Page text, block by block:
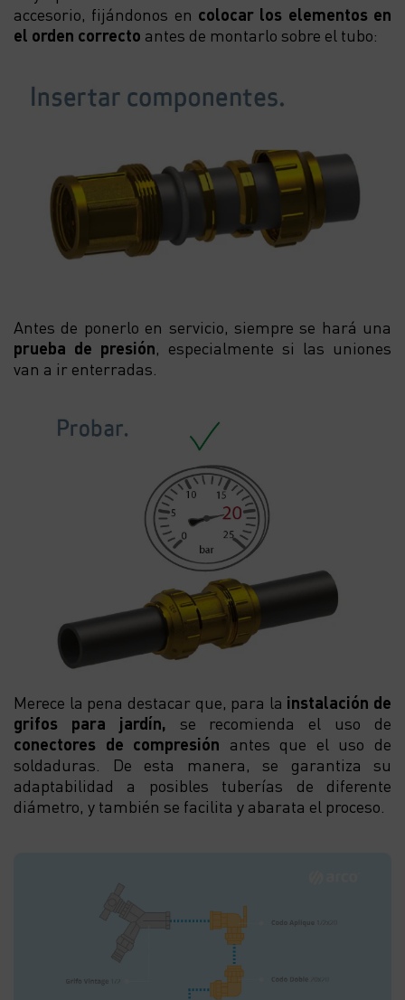
accesorio, fijándonos en colocar los elementos en
el orden correcto antes de montarlo sobre el tubo:
Antes de ponerlo en servicio, siempre se hará una
prueba de presión, especialmente si las uniones
van a ir enterradas.
Merece la pena destacar que, para la instalación de
grifos para jardín, se recomienda el uso de
conectores de compresión antes que el uso de
soldaduras. De esta manera, se garantiza su
adaptabilidad a posibles tuberías de diferente
diámetro, y también se facilita y abarata el proceso.